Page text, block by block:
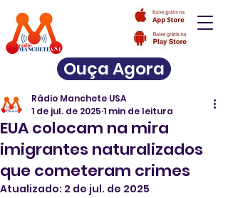
Ouça Agora
EUA colocam na mira
imigrantes naturalizados
que cometeram crimes
Rádio Manchete USA
1 de jul. de 2025 1 min de leitura
Atualizado: 2 de jul. de 2025